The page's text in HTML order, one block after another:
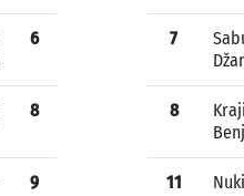
6
8
9
7
8
11